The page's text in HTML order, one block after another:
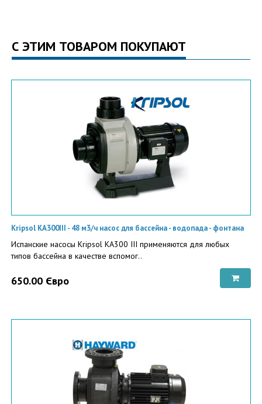
С ЭТИМ ТОВАРОМ ПОКУПАЮТ
Kripsol KA300III - 48 м3/ч насос для бассейна - водопада - фонтана
Испанские насосы Kripsol KA300 III применяются для любых
типов бассейна в качестве вспомог..
650.00 Євро